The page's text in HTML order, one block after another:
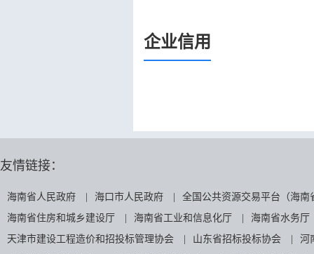
企业信用
友情链接：
海南省人民政府 海口市人民政府
全国公共资源交易平台（海南
海南省住房和城乡建设厅
海南省工业和信息化厅
海南省水务厅
天津市建设工程造价和招投标管理协会
山东省招标投标协会
河